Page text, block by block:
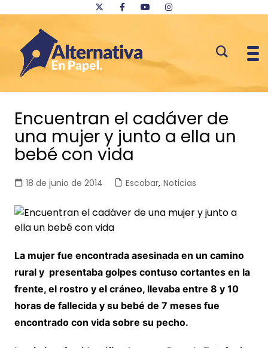
contenido
Encuentran el cadáver de
una mujer y junto a ella un
bebé con vida
18 de junio de 2014 Escobar, Noticias
La mujer fue encontrada asesinada en un camino
rural y presentaba golpes contuso cortantes en la
frente, el rostro y el cráneo, llevaba entre 8 y 10
horas de fallecida y su bebé de 7 meses fue
encontrado con vida sobre su pecho.